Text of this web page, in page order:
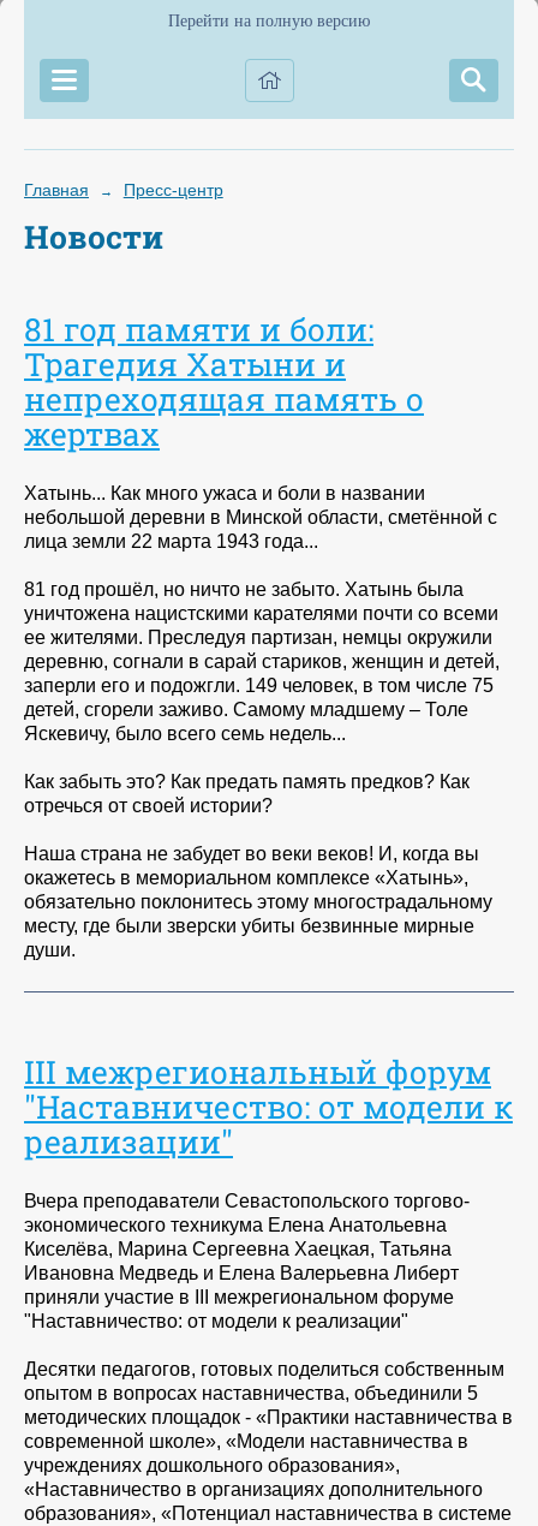
Перейти на полную версию
Главная → Пресс-центр
Новости
81 год памяти и боли:
Трагедия Хатыни и
непреходящая память о
жертвах
Хатынь... Как много ужаса и боли в названии
небольшой деревни в Минской области, сметённой с
лица земли 22 марта 1943 года...
81 год прошёл, но ничто не забыто. Хатынь была
уничтожена нацистскими карателями почти со всеми
ее жителями. Преследуя партизан, немцы окружили
деревню, согнали в сарай стариков, женщин и детей,
заперли его и подожгли. 149 человек, в том числе 75
детей, сгорели заживо. Самому младшему – Толе
Яскевичу, было всего семь недель...
Как забыть это? Как предать память предков? Как
отречься от своей истории?
Наша страна не забудет во веки веков! И, когда вы
окажетесь в мемориальном комплексе «Хатынь»,
обязательно поклонитесь этому многострадальному
месту, где были зверски убиты безвинные мирные
души.
III межрегиональный форум
"Наставничество: от модели к
реализации"
Вчера преподаватели Севастопольского торгово-
экономического техникума Елена Анатольевна
Киселёва, Марина Сергеевна Хаецкая, Татьяна
Ивановна Медведь и Елена Валерьевна Либерт
приняли участие в III межрегиональном форуме
"Наставничество: от модели к реализации"
Десятки педагогов, готовых поделиться собственным
опытом в вопросах наставничества, объединили 5
методических площадок - «Практики наставничества в
современной школе», «Модели наставничества в
учреждениях дошкольного образования»,
«Наставничество в организациях дополнительного
образования», «Потенциал наставничества в системе